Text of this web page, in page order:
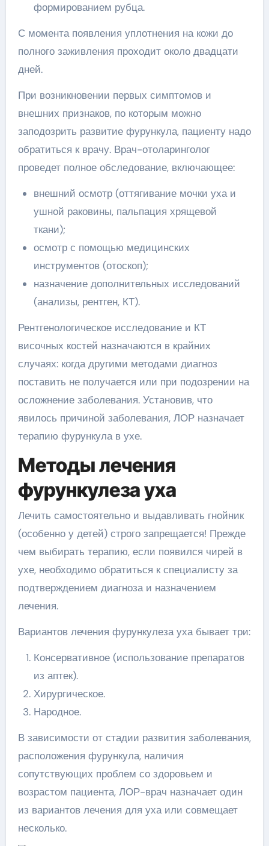
формированием рубца.
С момента появления уплотнения на кожи до
полного заживления проходит около двадцати
дней.
При возникновении первых симптомов и
внешних признаков, по которым можно
заподозрить развитие фурункула, пациенту надо
обратиться к врачу. Врач-отоларинголог
проведет полное обследование, включающее:
внешний осмотр (оттягивание мочки уха и
ушной раковины, пальпация хрящевой
ткани);
осмотр с помощью медицинских
инструментов (отоскоп);
назначение дополнительных исследований
(анализы, рентген, КТ).
Рентгенологическое исследование и КТ
височных костей назначаются в крайних
случаях: когда другими методами диагноз
поставить не получается или при подозрении на
осложнение заболевания. Установив, что
явилось причиной заболевания, ЛОР назначает
терапию фурункула в ухе.
Методы лечения
фурункулеза уха
Лечить самостоятельно и выдавливать гнойник
(особенно у детей) строго запрещается! Прежде
чем выбирать терапию, если появился чирей в
ухе, необходимо обратиться к специалисту за
подтверждением диагноза и назначением
лечения.
Вариантов лечения фурункулеза уха бывает три:
Консервативное (использование препаратов
из аптек).
Хирургическое.
Народное.
В зависимости от стадии развития заболевания,
расположения фурункула, наличия
сопутствующих проблем со здоровьем и
возрастом пациента, ЛОР-врач назначает один
из вариантов лечения для уха или совмещает
несколько.